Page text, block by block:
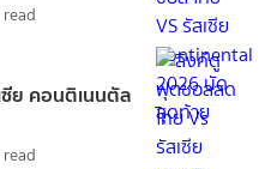
ย คอนติเนนตัล